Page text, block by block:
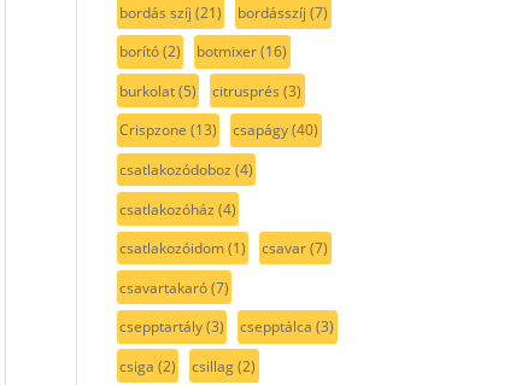
bordás szíj (21) bordásszíj (7)
borító(2) botmixer(16)
burkolat(5) citrusprés (3)
Crispzone (13) csapágy(40)
csatlakozódoboz (4)
csatlakozóház (4)
csatlakozóidom(1) csavar(7)
csavartakaró(7)
csepptartály(3) csepptálca (3)
csiga (2) csillag(2)